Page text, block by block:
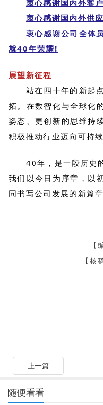
衷心感谢国内外客
衷心感谢国内外供
衷心感谢公司全体
就40年荣耀!
展望新征程
站在四十年的新起
拓。在数智化与全球化
姿态、更创新的思维持
积极推动行业迈向可持
40年，是一段历史
我们以今日为序章，以
同书写公司发展的新篇章
【
【核
上一篇
随便看看